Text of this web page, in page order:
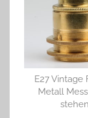
E27 Vintage
Metall